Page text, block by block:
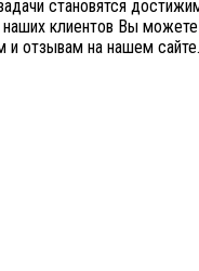
становятся
наших клиентов Вы
и отзывам на нашем сайте.